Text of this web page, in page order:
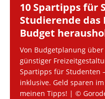
10 Spartipps für
Studierende das
Budget
Von Budgetplanung
günstiger
Spartipps für Studenten
inklusive. Geld sparen
meinen Tipps! | ©